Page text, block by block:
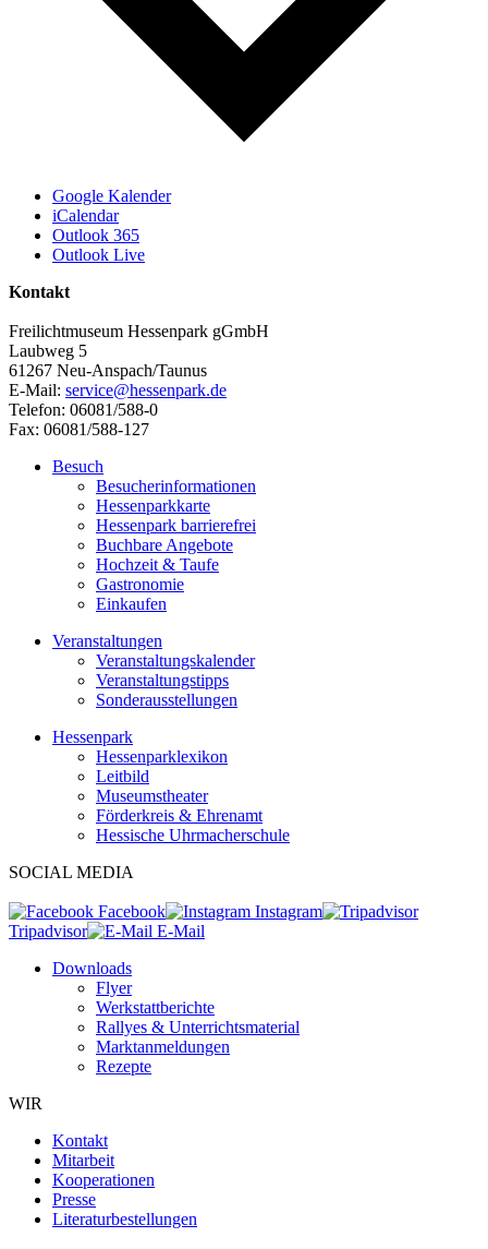
Google Kalender
iCalendar
Outlook 365
Outlook Live
Kontakt
Freilichtmuseum Hessenpark gGmbH
Laubweg 5
61267 Neu-Anspach/Taunus
E-Mail: service@hessenpark.de
Telefon: 06081/588-0
Fax: 06081/588-127
Besuch
Besucherinformationen
Hessenparkkarte
Hessenpark barrierefrei
Buchbare Angebote
Hochzeit & Taufe
Gastronomie
Einkaufen
Veranstaltungen
Veranstaltungskalender
Veranstaltungstipps
Sonderausstellungen
Hessenpark
Hessenparklexikon
Leitbild
Museumstheater
Förderkreis & Ehrenamt
Hessische Uhrmacherschule
SOCIAL MEDIA
Facebook
Instagram
Tripadvisor
E-Mail
Downloads
Flyer
Werkstattberichte
Rallyes & Unterrichtsmaterial
Marktanmeldungen
Rezepte
WIR
Kontakt
Mitarbeit
Kooperationen
Presse
Literaturbestellungen